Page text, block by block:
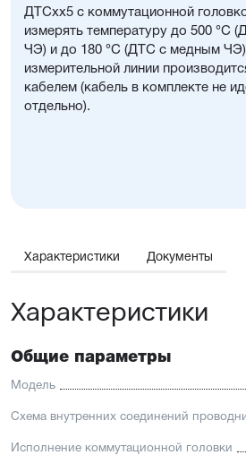
ДТСхх5 с коммутационной
измерять температуру до 500 °С
ЧЭ) и до 180 °С (ДТС с медным
измерительной линии
кабелем (кабель в комплекте не
отдельно).
Характеристики Документы
Характеристики
Общие параметры
Модель
Схема внутренних соединений
Исполнение коммутационной головки